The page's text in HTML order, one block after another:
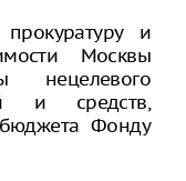
и
Москвы
нецелевого
и средств,
Фонду